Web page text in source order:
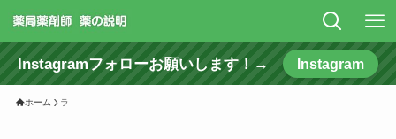
Instagramフォローお願いします！→ Instagram
ホーム ラ